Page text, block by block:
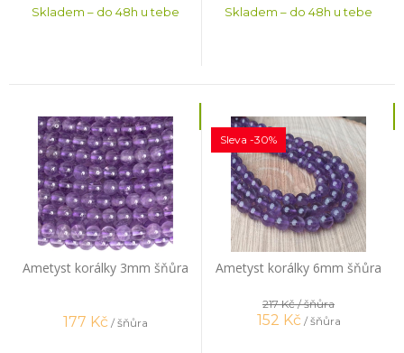
Skladem – do 48h u tebe Skladem – do 48h u tebe
Ametyst korálky 3mm šňůra
177 Kč / šňůra
Ametyst korálky 6mm šňůra
Sleva -30%
217 Kč/ šňůra
152 Kč / šňůra